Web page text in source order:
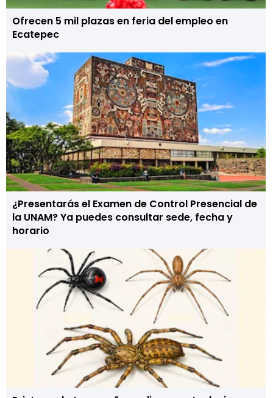
Ofrecen 5 mil plazas en feria del empleo en
Ecatepec
¿Presentarás el Examen de Control Presencial de
la UNAM? Ya puedes consultar sede, fecha y
horario